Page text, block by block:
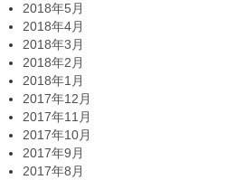
2018年5月
2018年4月
2018年3月
2018年2月
2018年1月
2017年12月
2017年11月
2017年10月
2017年9月
2017年8月